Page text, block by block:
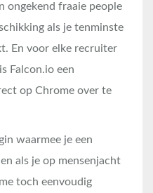
ongekend fraaie people
als je tenminste
En voor elke recruiter
Falcon.io een
op Chrome over te
waarmee je een
als je op mensenjacht
toch eenvoudig